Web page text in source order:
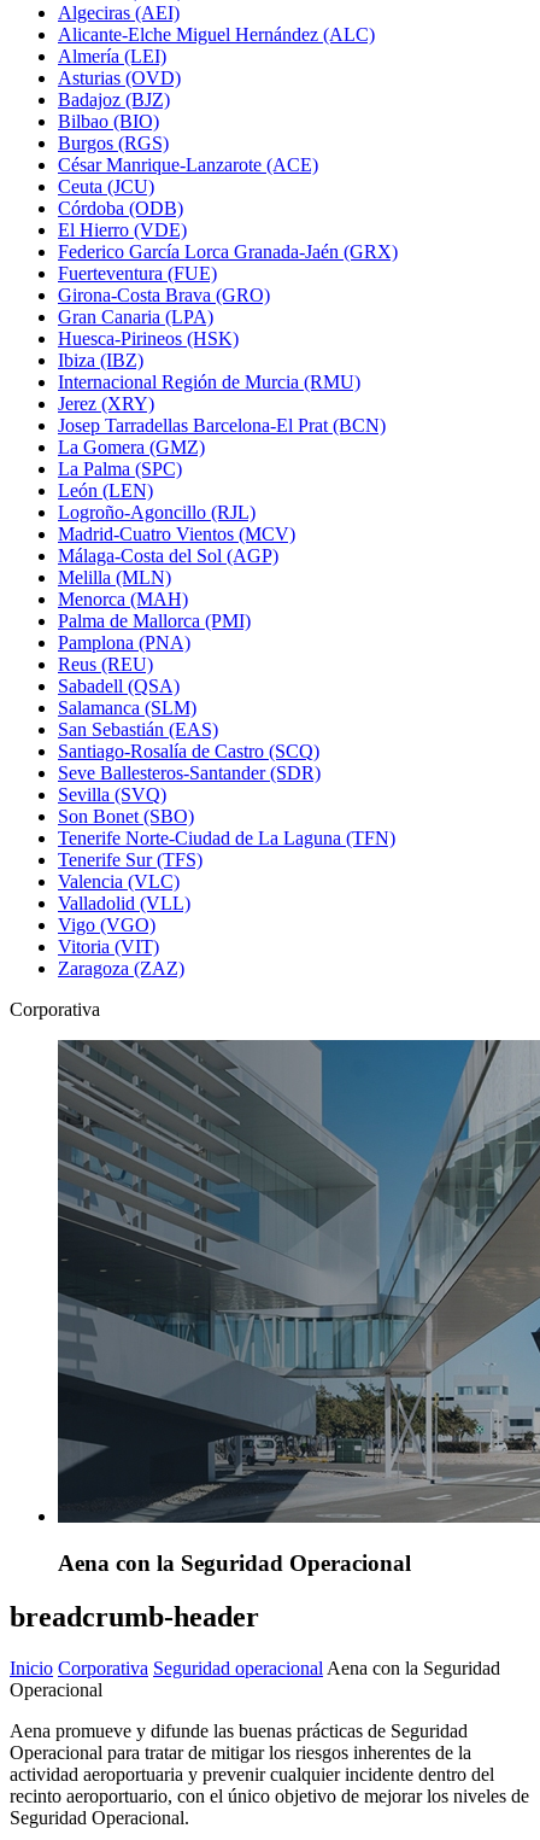
Algeciras (AEI)
Alicante-Elche Miguel Hernández (ALC)
Almería (LEI)
Asturias (OVD)
Badajoz (BJZ)
Bilbao (BIO)
Burgos (RGS)
César Manrique-Lanzarote (ACE)
Ceuta (JCU)
Córdoba (ODB)
El Hierro (VDE)
Federico García Lorca Granada-Jaén (GRX)
Fuerteventura (FUE)
Girona-Costa Brava (GRO)
Gran Canaria (LPA)
Huesca-Pirineos (HSK)
Ibiza (IBZ)
Internacional Región de Murcia (RMU)
Jerez (XRY)
Josep Tarradellas Barcelona-El Prat (BCN)
La Gomera (GMZ)
La Palma (SPC)
León (LEN)
Logroño-Agoncillo (RJL)
Madrid-Cuatro Vientos (MCV)
Málaga-Costa del Sol (AGP)
Melilla (MLN)
Menorca (MAH)
Palma de Mallorca (PMI)
Pamplona (PNA)
Reus (REU)
Sabadell (QSA)
Salamanca (SLM)
San Sebastián (EAS)
Santiago-Rosalía de Castro (SCQ)
Seve Ballesteros-Santander (SDR)
Sevilla (SVQ)
Son Bonet (SBO)
Tenerife Norte-Ciudad de La Laguna (TFN)
Tenerife Sur (TFS)
Valencia (VLC)
Valladolid (VLL)
Vigo (VGO)
Vitoria (VIT)
Zaragoza (ZAZ)
Corporativa
Aena con la Seguridad Operacional
breadcrumb-header
Inicio Corporativa Seguridad operacional Aena con la Seguridad
Operacional
Aena promueve y difunde las buenas prácticas de Seguridad
Operacional para tratar de mitigar los riesgos inherentes de la
actividad aeroportuaria y prevenir cualquier incidente dentro del
recinto aeroportuario, con el único objetivo de mejorar los niveles de
Seguridad Operacional.